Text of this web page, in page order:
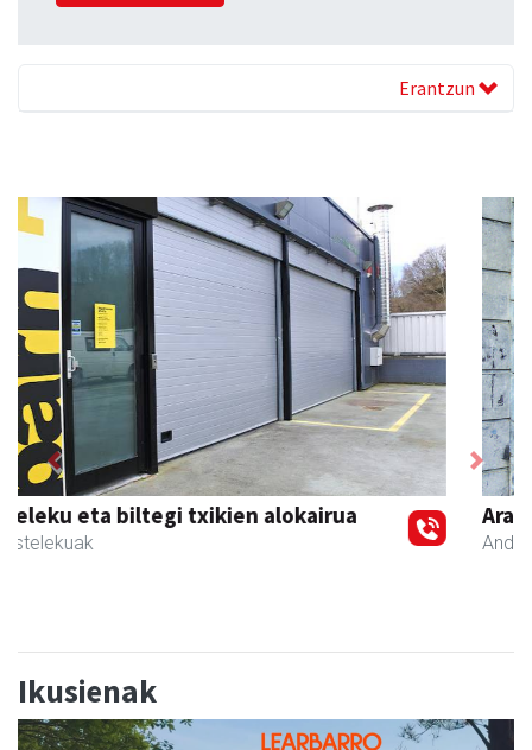
Erantzun
Aranburu aholkularitza
Andoain - Aholkularitza
Previous Next
Ikusienak